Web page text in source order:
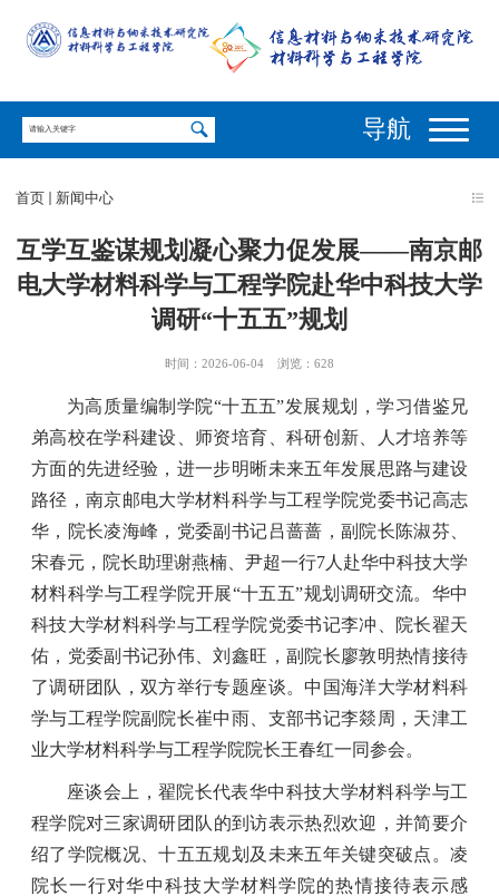
导航
首页 新闻中心
互学互鉴谋规划凝心聚力促发展——南京邮
电大学材料科学与工程学院赴华中科技大学
调研“十五五”规划
时间：2026-06-04 浏览： 628
为高质量编制学院“十五五”发展规划，学习借鉴兄
弟高校在学科建设、师资培育、科研创新、人才培养等
方面的先进经验，进一步明晰未来五年发展思路与建设
路径，南京邮电大学材料科学与工程学院党委书记高志
华，院长凌海峰，党委副书记吕蔷蔷，副院长陈淑芬、
宋春元，院长助理谢燕楠、尹超一行7人 赴华中科技大学
材料科学与工程学院开展“十五五”规划调研交流。华中
科技大学材料科学与工程学院党委书记李冲、院长翟天
佑，党委副书记孙伟、刘鑫旺，副院长廖敦明热情接待
了调研团队，双方举行专题座谈。中国海洋大学材料科
学与工程学院副院长崔中雨、支部书记李燚周，天津工
业大学材料科学与工程学院院长王春红一同参会。
座谈会上， 翟院长代表华中科技大学材料科学与工
程学院对三家调研团队的到访表示热烈欢迎，并简要介
绍了学院概况、十五五规划及未来五年关键突破点 。凌
院长一行对华中科技大学材料学院的热情接待表示感